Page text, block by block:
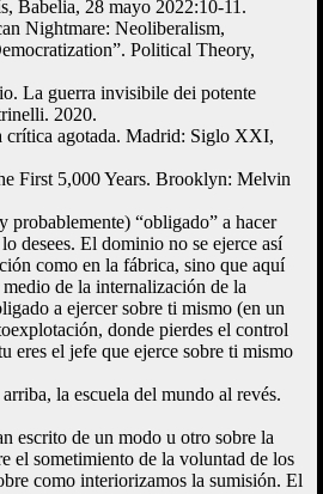
Babelia, 28 mayo 2022:10-11.
Nightmare: Neoliberalism,
Political Theory,
La guerra invisibile dei potente
2020.
crítica agotada. Madrid: Siglo XXI,
First 5,000 Years. Brooklyn: Melvin
probablemente) “obligado” a hacer
desees. El dominio no se ejerce así
como en la fábrica, sino que aquí
de la internalización de la
a ejercer sobre ti mismo (en un
donde pierdes el control
eres el jefe que ejerce sobre ti mismo
la escuela del mundo al revés.
escrito de un modo u otro sobre la
el sometimiento de la voluntad de los
como interiorizamos la sumisión. El